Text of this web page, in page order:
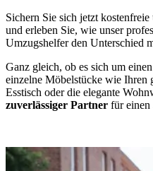
Sichern Sie sich jetzt kostenfreie
und erleben Sie, wie unser
Umzugshelfer den Unterschied
Ganz gleich, ob es sich um
einzelne Möbelstücke wie Ihren
Esstisch oder die elegante
zuverlässiger Partner für einen